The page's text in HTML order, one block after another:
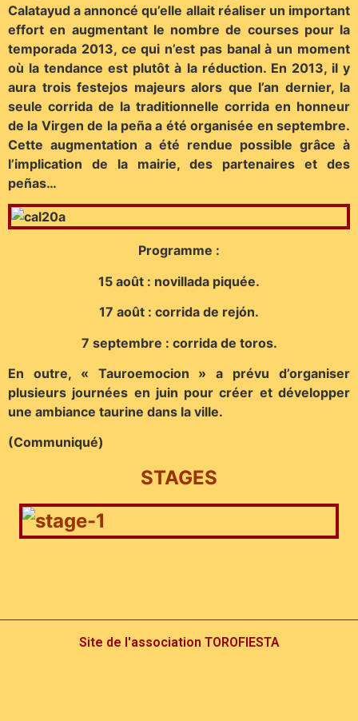
Calatayud a annoncé qu’elle allait réaliser un important
effort en augmentant le nombre de courses pour la
temporada 2013, ce qui n’est pas banal à un moment
où la tendance est plutôt à la réduction. En 2013, il y
aura trois festejos majeurs alors que l’an dernier, la
seule corrida de la traditionnelle corrida en honneur
de la Virgen de la peña a été organisée en septembre.
Cette augmentation a été rendue possible grâce à
l’implication de la mairie, des partenaires et des
peñas…
Programme :
15 août : novillada piquée.
17 août : corrida de rejón.
7 septembre : corrida de toros.
En outre, « Tauroemocion » a prévu d’organiser
plusieurs journées en juin pour créer et développer
une ambiance taurine dans la ville.
(Communiqué)
STAGES
Site de l'association TOROFIESTA